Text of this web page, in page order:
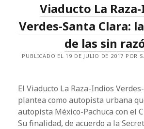
AUTO
GENERA
MAYOR
DESIGUALDAD
Viaducto La
Verdes-Santa Clara:
de las sin
PUBLICADO EL 19 DE JULIO DE 2017 POR
El Viaducto La Raza-Indios
plantea como autopista urbana
autopista México-Pachuca con el
Su finalidad, de acuerdo a la